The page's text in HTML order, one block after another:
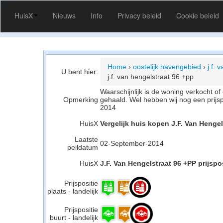
HuisX Nieuws Info Privacy beleid Cookie beleid
U bent hier:
Home › oostelijk havengebied › j.f.
j.f. van hengelstraat 96 +pp
Opmerking
Waarschijnlijk is de woning verkocht
gehaald. Wel hebben wij nog een
2014
HuisX Vergelijk huis kopen J.F. Van
Laatste
peildatum 02-September-2014
HuisX J.F. Van Hengelstraat 96 +PP
Prijspositie
plaats - landelijk
Prijspositie
buurt - landelijk